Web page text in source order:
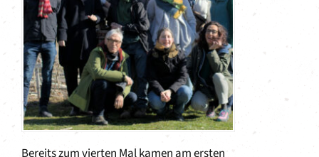
Bereits zum vierten Mal kamen am ersten